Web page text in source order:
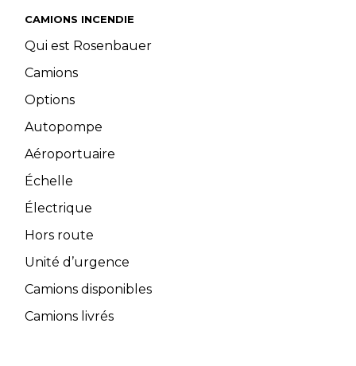
CAMIONS INCENDIE
Qui est Rosenbauer
Camions
Options
Autopompe
Aéroportuaire
Échelle
Électrique
Hors route
Unité d’urgence
Camions disponibles
Camions livrés